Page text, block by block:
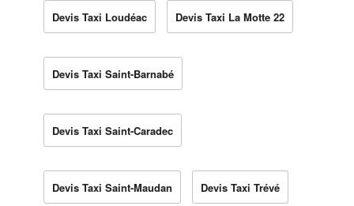
Devis Taxi Loudéac Devis Taxi La Motte 22
Devis Taxi Saint-Barnabé
Devis Taxi Saint-Caradec
Devis Taxi Saint-Maudan Devis Taxi Trévé